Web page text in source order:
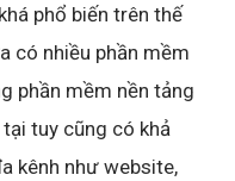
phổ biến trên thế
có nhiều phần mềm
phần mềm nền tảng
tuy cũng có khả
kênh như website,